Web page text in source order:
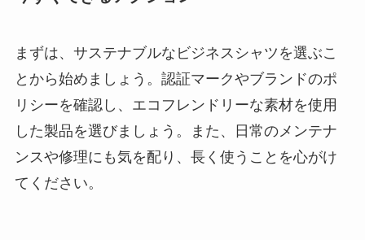
まずは、サステナブルなビジネスシャツを選ぶこ
とから始めましょう。認証マークやブランドのポ
リシーを確認し、エコフレンドリーな素材を使用
した製品を選びましょう。また、日常のメンテナ
ンスや修理にも気を配り、長く使うことを心がけ
てください。